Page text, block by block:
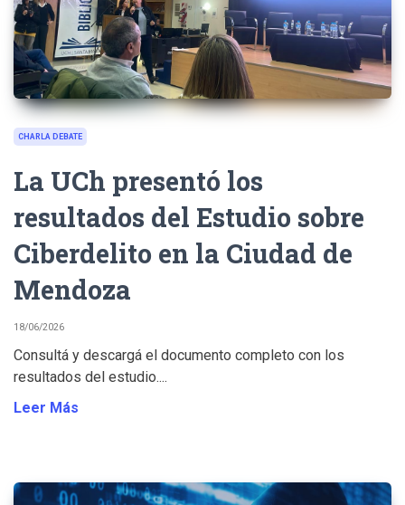
CHARLA DEBATE
La UCh presentó los
resultados del Estudio sobre
Ciberdelito en la Ciudad de
Mendoza
18/06/2026
Consultá y descargá el documento completo con los
resultados del estudio....
Leer Más